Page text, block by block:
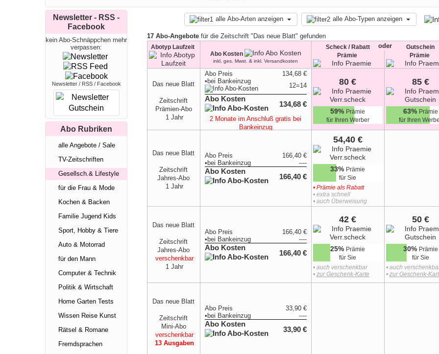
alle Abo-Arten anzeigen alle Abo-Typen anzeigen
17 Abo-Angebote für die Zeitschrift "Das neue Blatt" gefunden
Abotyp Laufzeit
Abo Kosten
inkl. ges. Mwst. & inkl. Versandkosten
Scheck / Rabatt
Prämie
oder
Gutschein
Prämie
Das neue Blatt
Zeitschrift
Prämien-Abo
1 Jahr
Abo Preis
134,68 €
• bei Bankeinzug
12=14
Abo Kosten
134,68 €
2 Monate im Anschluß gratis bei
Bankeinzug
80 €
59% Prämie
für Ihren Werber
85 €
63% Prämie
für Ihren
Das neue Blatt
Zeitschrift
Jahres-Abo
1 Jahr
Abo Preis
166,40 €
• bei Bankeinzug ----
Abo Kosten
166,40 €
54,40 €
33% Prämie
für Sie
• Prämie als Rabatt
• extra schnell
• auch Überweisung
Das neue Blatt
Zeitschrift
Jahres-Abo
verschenkbar
1 Jahr
Abo Preis
166,40 €
• bei Bankeinzug ----
Abo Kosten
166,40 €
42 €
25% Prämie
für Sie
• auch verschenkbar
• zur Geschenk-Karte
50 €
30% Prämie
für Sie
• auch
• zur Geschenk-
Das neue Blatt
Zeitschrift
Mini-Abo
verschenkbar
13 Ausgaben
Abo Preis
33,90 €
• bei Bankeinzug ----
Abo Kosten
33,90 €
Newsletter - RSS -
Facebook
kein Abo-Schnäppchen mehr
verpassen:
Newsletter / RSS / Facebook
Abo Rubriken
alle Angebote / Sale
TV-Zeitschriften
Gesellsch.& Lifestyle
für die Frau & Mode
Kochen & Backen
Familie Jugend Kids
Sport, Hobby & Tiere
Auto & Motorrad
für den Mann
Computer & Technik
Politik & Wirtschaft
Home Garten Tests
Wissen Reise Kunst
Rätsel & Romane
Fremdsprachen